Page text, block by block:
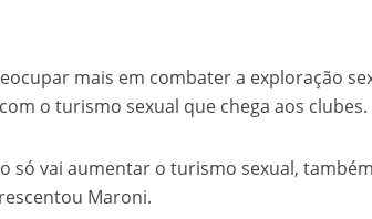
mais em combater a exploração
o turismo sexual que chega aos clubes.
só vai aumentar o turismo sexual,
Maroni.